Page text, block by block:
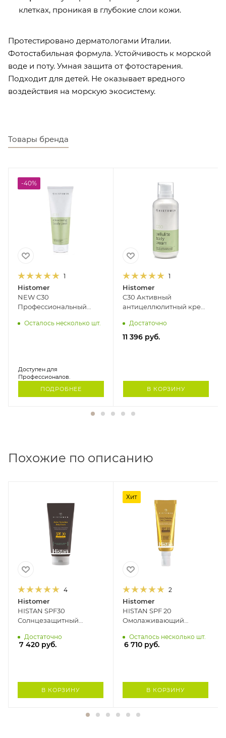
клетках, проникая в глубокие слои кожи.
Протестировано дерматологами Италии.
Фотостабильная формула. Устойчивость к морской
воде и поту. Умная защита от фотостарения.
Подходит для детей. Не оказывает вредного
воздействия на морскую экосистему.
Товары бренда
-40%
1
Histomer
NEW C30
Профессиональный
антицеллюлитный гель-
Осталось несколько шт.
Доступен для
Профессионалов.
ПОДРОБНЕЕ
1
Histomer
C30 Активный
антицеллюлитный крем
Достаточно
11 396 руб.
В КОРЗИНУ
Похожие по описанию
4
Histomer
HISTAN SPF30
Солнцезащитный
для тела HISTOMER, 200
мл
Достаточно
7 420 руб.
В КОРЗИНУ
Хит
2
Histomer
HISTAN SPF 20
Омолаживающий
антипигмент для лица
HISTOMER, 50 мл
Осталось несколько шт.
6 710 руб.
В КОРЗИНУ